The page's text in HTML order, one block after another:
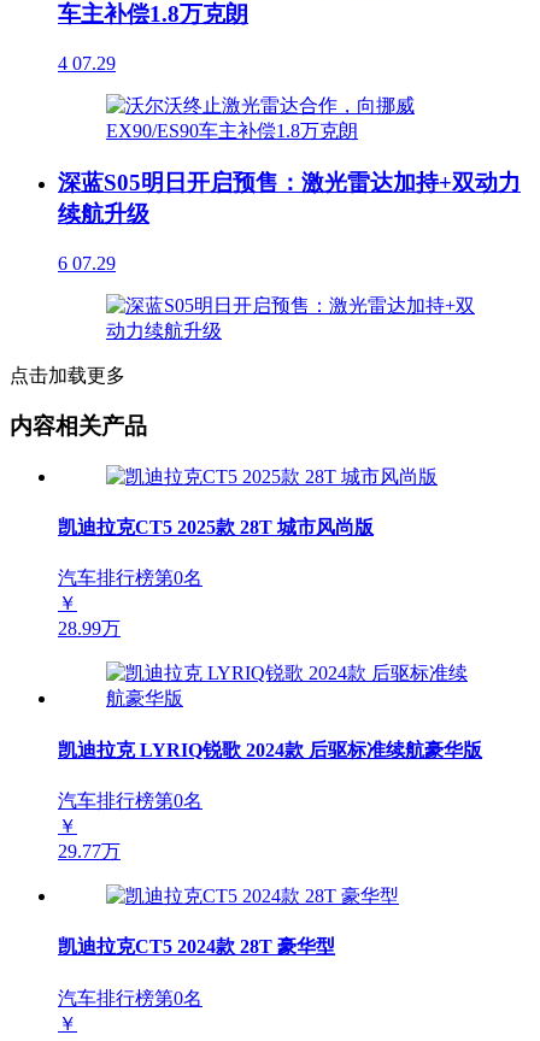
车主补偿1.8万克朗
4 07.29
深蓝S05明日开启预售：激光雷达加持+双动力
续航升级
6 07.29
点击加载更多
内容相关产品
凯迪拉克CT5 2025款 28T 城市风尚版
汽车排行榜第0名
￥
28.99万
凯迪拉克 LYRIQ锐歌 2024款 后驱标准续航豪华版
汽车排行榜第0名
￥
29.77万
凯迪拉克CT5 2024款 28T 豪华型
汽车排行榜第0名
￥